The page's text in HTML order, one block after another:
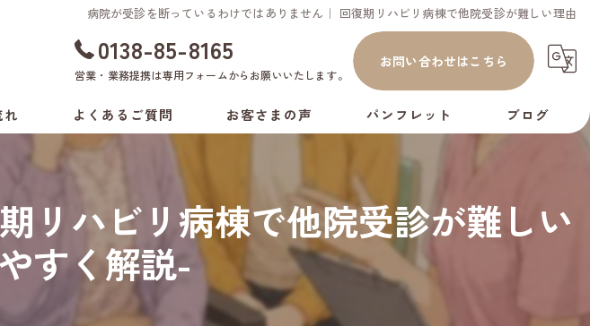
病院が受診を断っているわけではありません｜ 回復期リハビリ病棟で他院受診が難しい理由
0138-85-8165
営業・業務提携は専用フォームからお願いいたします。
お問い合わせはこちら
よくあるご質問 お客さまの声 パンフレット ブログ
リハビリ病棟で他院受診が難しい
すく解説-